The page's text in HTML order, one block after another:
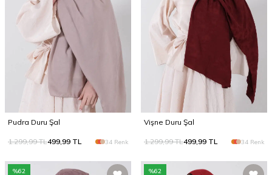
Pudra Duru Şal
1.299,99TL499,99 TL 34 Renk
Vişne Duru Şal
1.299,99TL499,99 TL 34 Renk
%62 %62